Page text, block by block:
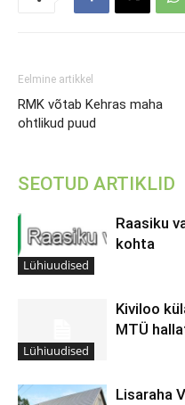
Eelmine artikkel
RMK võtab Kehras maha
ohtlikud puud
SEOTUD ARTIKLID
Lühiuudised
Raasiku
kohta
Lühiuudised
Kiviloo
MTÜ
Lisaraha